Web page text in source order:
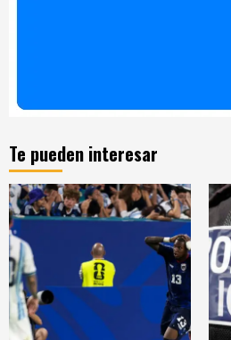
Te pueden interesar